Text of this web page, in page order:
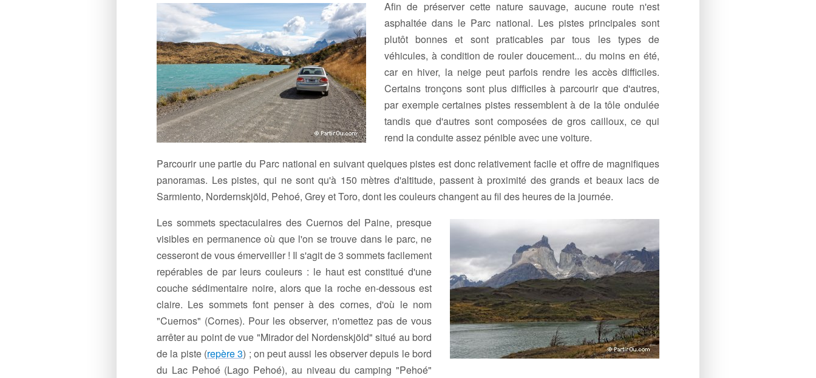
Afin de préserver cette nature sauvage, aucune route n'est
asphaltée dans le Parc national. Les pistes principales sont
plutôt bonnes et sont praticables par tous les types de
véhicules, à condition de rouler doucement... du moins en été,
car en hiver, la neige peut parfois rendre les accès difficiles.
Certains tronçons sont plus difficiles à parcourir que d'autres,
par exemple certaines pistes ressemblent à de la tôle ondulée
tandis que d'autres sont composées de gros cailloux, ce qui
rend la conduite assez pénible avec une voiture.
Parcourir une partie du Parc national en suivant quelques pistes est donc relativement facile et offre de magnifiques
panoramas. Les pistes, qui ne sont qu'à 150 mètres d'altitude, passent à proximité des grands et beaux lacs de
Sarmiento, Nordernskjöld, Pehoé, Grey et Toro, dont les couleurs changent au fil des heures de la journée.
Les sommets spectaculaires des Cuernos del Paine, presque
visibles en permanence où que l'on se trouve dans le parc, ne
cesseront de vous émerveiller ! Il s'agit de 3 sommets facilement
repérables de par leurs couleurs : le haut est constitué d'une
couche sédimentaire noire, alors que la roche en-dessous est
claire. Les sommets font penser à des cornes, d'où le nom
"Cuernos" (Cornes). Pour les observer, n'omettez pas de vous
arrêter au point de vue "Mirador del Nordenskjöld" situé au bord
de la piste (repère 3) ; on peut aussi les observer depuis le bord
du Lac Pehoé (Lago Pehoé), au niveau du camping "Pehoé"